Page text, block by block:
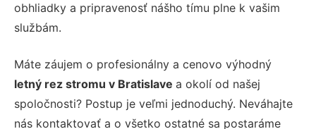
obhliadky a pripravenosť nášho tímu plne k vašim
službám.
Máte záujem o profesionálny a cenovo výhodný
letný rez stromu v Bratislave a okolí od našej
spoločnosti? Postup je veľmi jednoduchý. Neváhajte
nás kontaktovať a o všetko ostatné sa postaráme